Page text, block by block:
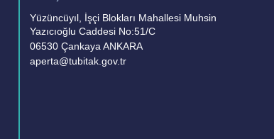
Yüzüncüyıl, İşçi Blokları Mahallesi Muhsin
Yazıcıoğlu Caddesi No:51/C
06530 Çankaya ANKARA
aperta@tubitak.gov.tr